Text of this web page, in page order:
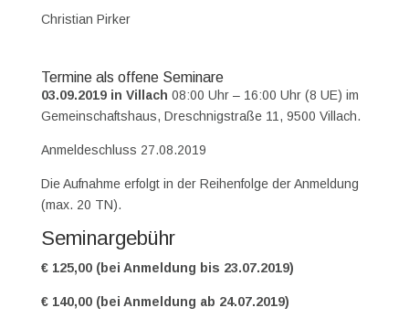
Christian Pirker
Termine als offene Seminare
03.09.2019 in Villach 08:00 Uhr – 16:00 Uhr (8 UE) im
Gemeinschaftshaus, Dreschnigstraße 11, 9500 Villach.
Anmeldeschluss 27.08.2019
Die Aufnahme erfolgt in der Reihenfolge der Anmeldung
(max. 20 TN).
Seminargebühr
€ 125,00 (bei Anmeldung bis 23.07.2019)
€ 140,00 (bei Anmeldung ab 24.07.2019)